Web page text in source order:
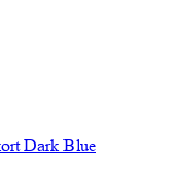
Dark Blue